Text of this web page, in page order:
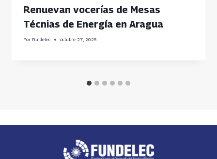
Renuevan vocerías de Mesas
Técnias de Energía en Aragua
Por Fundelec octubre 27, 2025